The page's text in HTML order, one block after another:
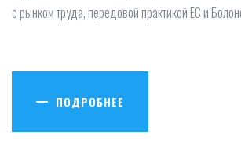
с рынком труда, передовой практикой ЕС и
ПОДРОБНЕЕ